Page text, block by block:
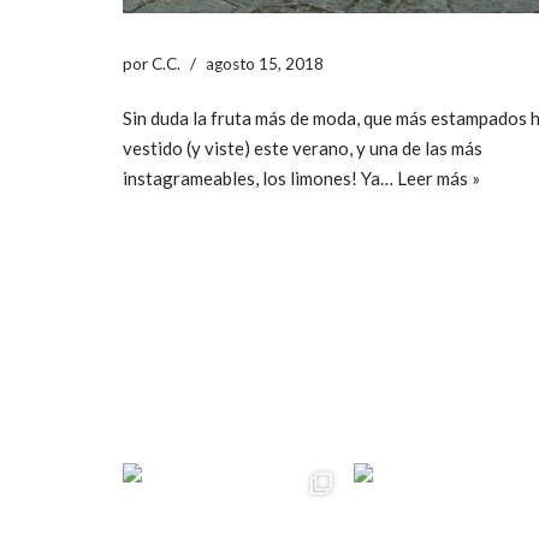
porC.C. agosto 15, 2018
Sin duda la fruta más de moda, que más estampados
vestido (y viste) este verano, y una de las más
instagrameables, los limones! Ya… Leer más »